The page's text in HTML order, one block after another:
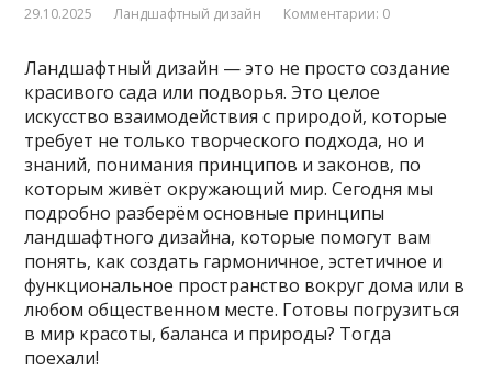
29.10.2025 Ландшафтный дизайн Комментарии: 0
Ландшафтный дизайн — это не просто создание
красивого сада или подворья. Это целое
искусство взаимодействия с природой, которые
требует не только творческого подхода, но и
знаний, понимания принципов и законов, по
которым живёт окружающий мир. Сегодня мы
подробно разберём основные принципы
ландшафтного дизайна, которые помогут вам
понять, как создать гармоничное, эстетичное и
функциональное пространство вокруг дома или в
любом общественном месте. Готовы погрузиться
в мир красоты, баланса и природы? Тогда
поехали!